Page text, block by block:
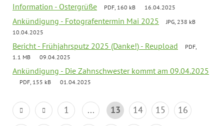
Information - Ostergrüße PDF, 160 kB 16.04.2025
Ankündigung - Fotografentermin Mai 2025
JPG, 238 kB
10.04.2025
Bericht - Frühjahrsputz 2025 (Danke!) - Reupload
PDF,
1.1 MB
09.04.2025
Ankündigung - Die Zahnschwester kommt am 09.04.2025
PDF, 155 kB 01.04.2025
1 ... 13 14 15
16